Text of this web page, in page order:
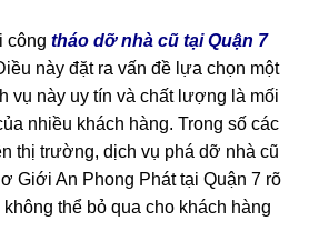
công tháo dỡ nhà cũ tại Quận 7
này đặt ra vấn đề lựa chọn một
vụ này uy tín và chất lượng là mối
nhiều khách hàng. Trong số các
thị trường, dịch vụ phá dỡ nhà cũ
Giới An Phong Phát tại Quận 7 rõ
thể bỏ qua cho khách hàng